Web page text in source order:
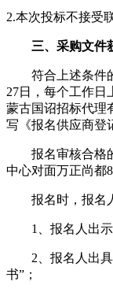
2.本次投标不接受
三、采购文件获
符合上述条件的
27日，每个工作日
蒙古国诏招标代理
写《报名供应商登
报名审核合格的
中心对面万正尚都
报名时，报名人
1、报名人出示
2、报名人出具
书”；